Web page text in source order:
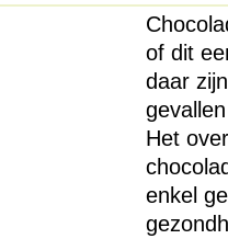
of dit
daar
Het
enkel